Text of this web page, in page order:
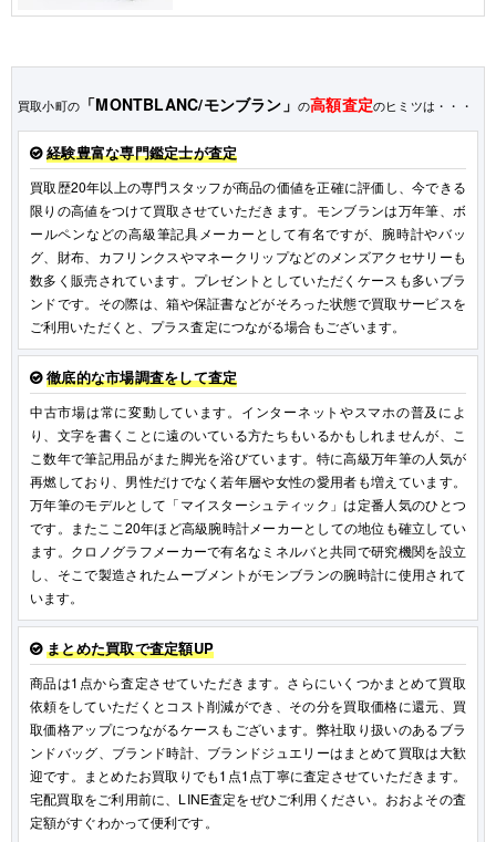
買取小町の 「MONTBLANC/モンブラン」 の高額査定のヒミツは・・・
経験豊富な専門鑑定士が査定
買取歴20年以上の専門スタッフが商品の価値を正確に評価し、今できる
限りの高値をつけて買取させていただきます。モンブランは万年筆、ボ
ールペンなどの高級筆記具メーカーとして有名ですが、腕時計やバッ
グ、財布、カフリンクスやマネークリップなどのメンズアクセサリーも
数多く販売されています。プレゼントとしていただくケースも多いブラ
ンドです。その際は、箱や保証書などがそろった状態で買取サービスを
ご利用いただくと、プラス査定につながる場合もございます。
徹底的な市場調査をして査定
中古市場は常に変動しています。インターネットやスマホの普及によ
り、文字を書くことに遠のいている方たちもいるかもしれませんが、こ
こ数年で筆記用品がまた脚光を浴びています。特に高級万年筆の人気が
再燃しており、男性だけでなく若年層や女性の愛用者も増えています。
万年筆のモデルとして「マイスターシュティック」は定番人気のひとつ
です。またここ20年ほど高級腕時計メーカーとしての地位も確立してい
ます。クロノグラフメーカーで有名なミネルバと共同で研究機関を設立
し、そこで製造されたムーブメントがモンブランの腕時計に使用されて
います。
まとめた買取で査定額UP
商品は1点から査定させていただきます。さらにいくつかまとめて買取
依頼をしていただくとコスト削減ができ、その分を買取価格に還元、買
取価格アップにつながるケースもございます。弊社取り扱いのあるブラ
ンドバッグ、ブランド時計、ブランドジュエリーはまとめて買取は大歓
迎です。まとめたお買取りでも1点1点丁寧に査定させていただきます。
宅配買取をご利用前に、LINE査定をぜひご利用ください。おおよその査
定額がすぐわかって便利です。